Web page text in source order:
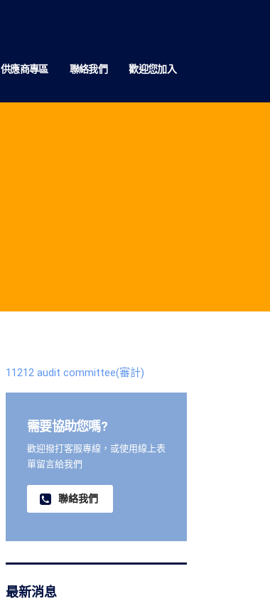
供應商專區 聯絡我們 歡迎您加入
11212 audit committee(審計)
需要協助您嗎?
歡迎撥打客服專線，或使用線上表
單留言給我們
聯絡我們
最新消息